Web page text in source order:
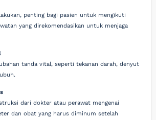
penting bagi pasien untuk mengikuti
yang direkomendasikan untuk menjaga
tanda vital, seperti tekanan darah, denyut
dari dokter atau perawat mengenai
dan obat yang harus diminum setelah